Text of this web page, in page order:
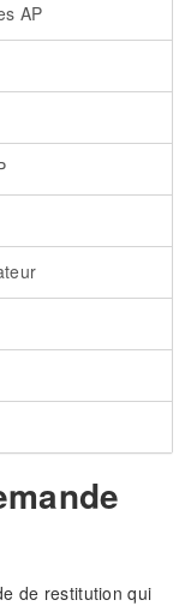
AP
de restitution qui